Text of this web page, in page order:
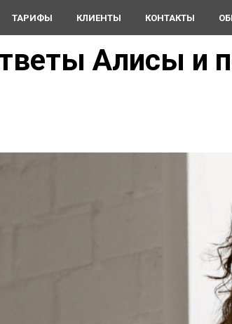
ТАРИФЫ КЛИЕНТЫ КОНТАКТЫ
Алисы и